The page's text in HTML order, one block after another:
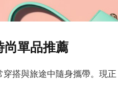
尚單品推薦
穿搭與旅途中隨身攜帶。現正